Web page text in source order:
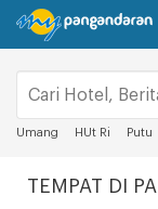
Umang HUt Ri Putu
TEMPAT DI